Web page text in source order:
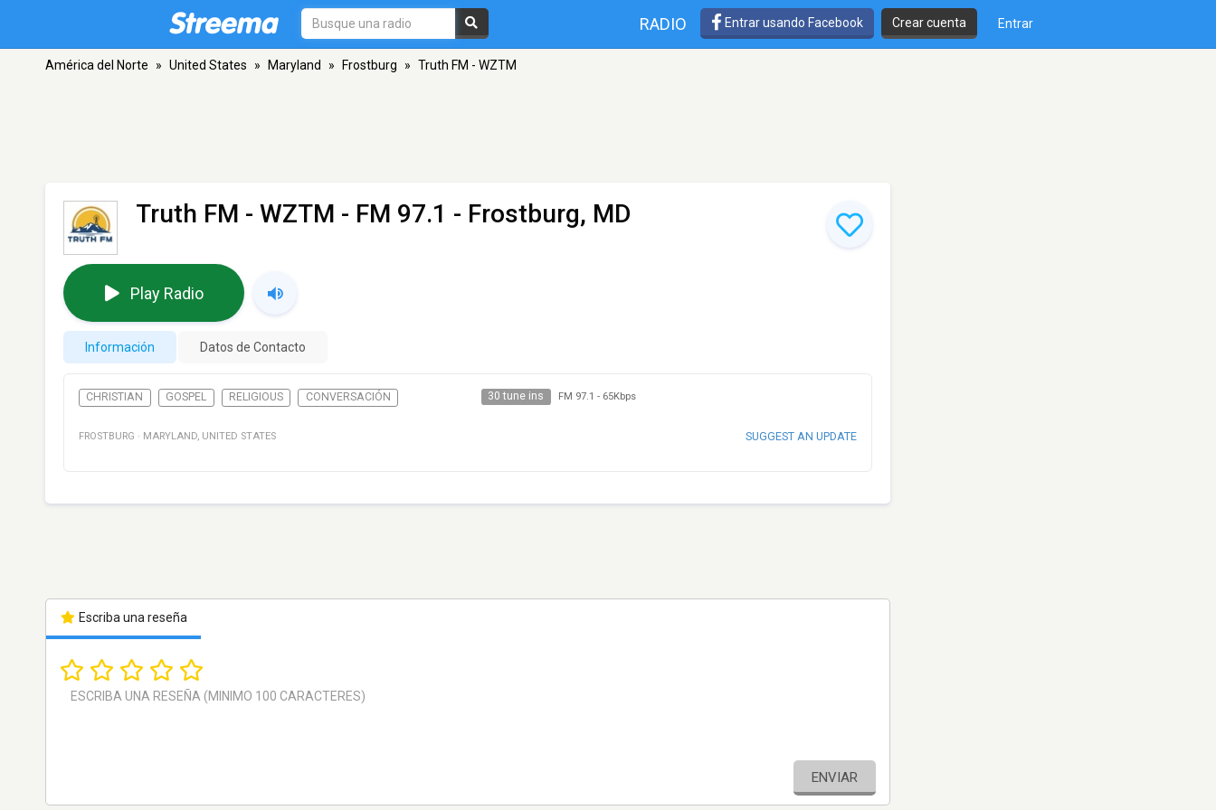
RADIO Entrar usando Facebook Crear cuenta Entrar
América del Norte » United States » Maryland » Frostburg » Truth FM - WZTM
Truth FM - WZTM - FM 97.1 - Frostburg, MD
Play Radio
Información Datos de Contacto
CHRISTIAN GOSPEL RELIGIOUS CONVERSACIÓN 30 tune ins FM 97.1 - 65Kbps
FROSTBURG · MARYLAND, UNITED STATES SUGGEST AN UPDATE
Escriba una reseña
ENVIAR